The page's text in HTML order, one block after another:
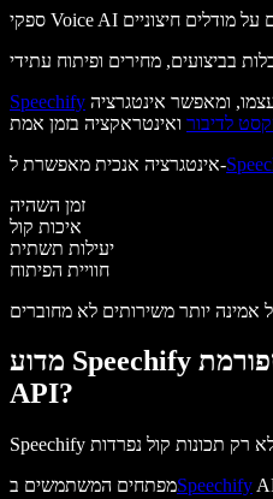
Speechify
לדיבור
אינטגרציה אנכית מאפשרת ל-
זמן השהיה
איכות קול
יעילות תשתית
חוויית הפיתוח
מדוע Speechify מובילה כפלטפורמת Voice
API?
מפתחים המשתמשים בSpeechify